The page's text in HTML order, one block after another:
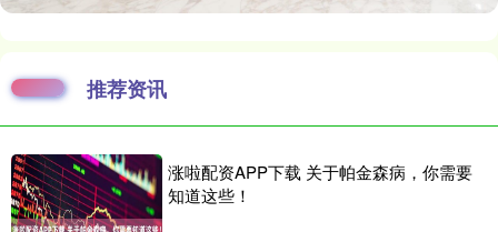
推荐资讯
涨啦配资APP下载 关于帕金森病，你需要
知道这些！